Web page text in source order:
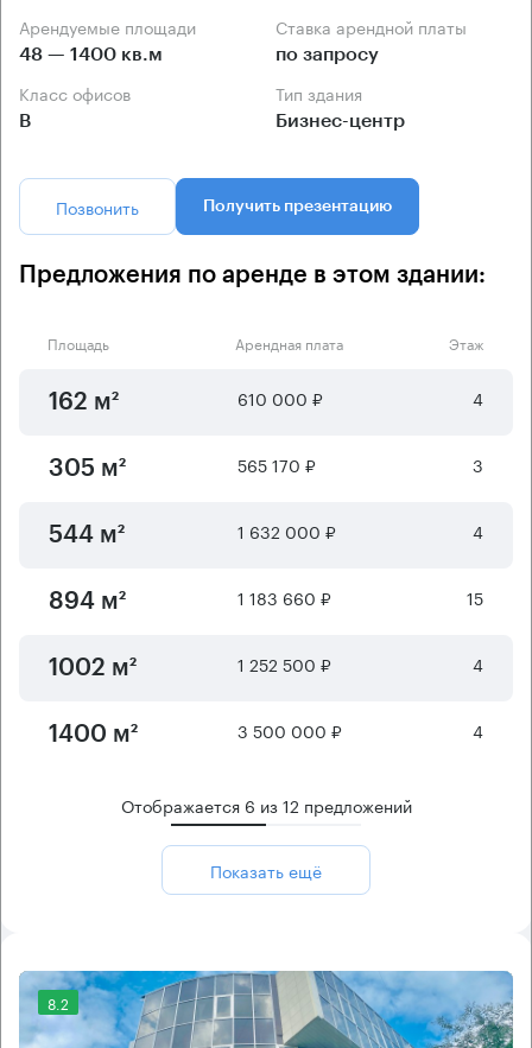
Арендуемые площади
48 — 1400 кв.м
Ставка арендной платы
по запросу
Класс офисов
B
Тип здания
Бизнес-центр
Позвонить Получить презентацию
Предложения по аренде в этом здании:
Площадь Арендная плата Этаж
162 м² 610 000 ₽ 4
305 м² 565 170 ₽ 3
544 м² 1 632 000 ₽ 4
894 м² 1 183 660 ₽ 15
1002 м² 1 252 500 ₽ 4
1400 м² 3 500 000 ₽ 4
Отображается 6 из12 предложений
Показать ещё
8.2